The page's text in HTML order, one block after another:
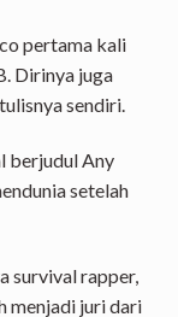
pertama kali
Dirinya juga
sendiri.
berjudul Any
setelah
survival rapper,
menjadi juri dari